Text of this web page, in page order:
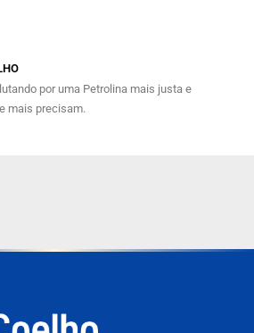
por uma Petrolina mais justa e
mais precisam.